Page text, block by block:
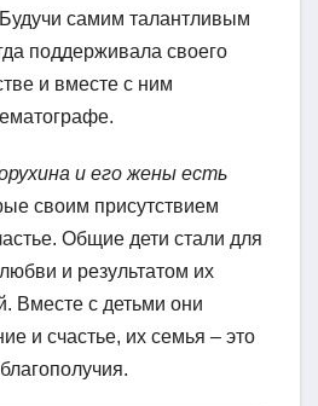
самим талантливым
поддерживала своего
и вместе с ним
и его жены есть
своим присутствием
Общие дети стали для
и результатом их
Вместе с детьми они
и счастье, их семья – это